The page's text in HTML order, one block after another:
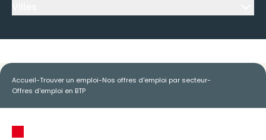
Accueil-Trouver un emploi-Nos offres d'emploi par secteur-
Offres d'emploi en BTP